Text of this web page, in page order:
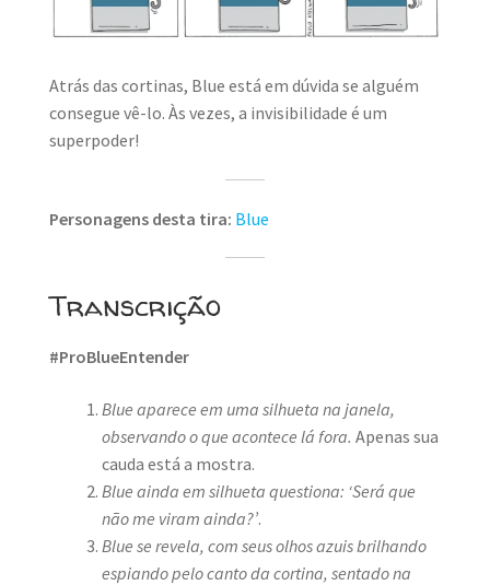
MINHA CONTA
CARRINHO
Search
for:
Atrás das cortinas, Blue está em dúvida se alguém
consegue vê-lo. Às vezes, a invisibilidade é um
superpoder!
Personagens desta tira: Blue
Transcrição
#ProBlueEntender
Blue aparece em uma silhueta na janela,
observando o que acontece lá fora. Apenas sua
cauda está a mostra.
Blue ainda em silhueta questiona: ‘Será que
não me viram ainda?’.
Blue se revela, com seus olhos azuis brilhando
espiando pelo canto da cortina, sentado na